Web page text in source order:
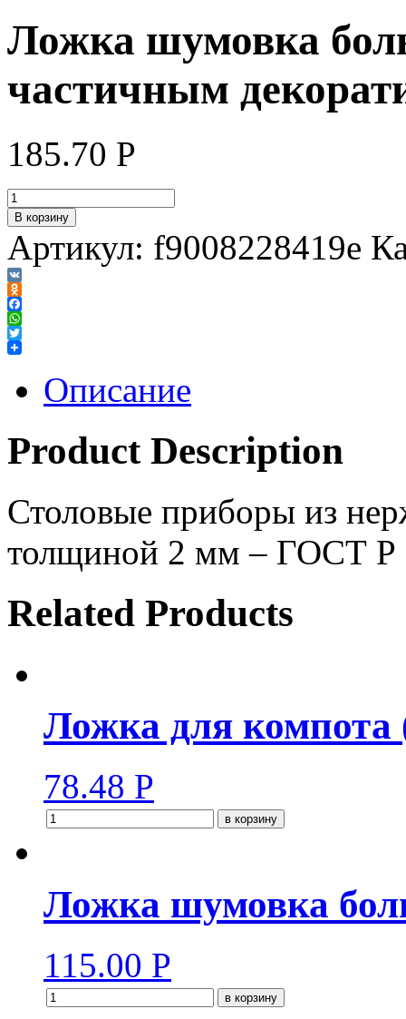
Ложка шумовка
частичным
185.70 Р
В корзину
Артикул: f9008228419e
VK
Odnoklassniki
Facebook
WhatsApp
Twitter
Описание
Product Description
Столовые приборы из
толщиной 2 мм – ГОСТ Р
Related Products
Ложка для
78.48 Р
в корзину
Ложка шумовка
115.00 Р
в корзину